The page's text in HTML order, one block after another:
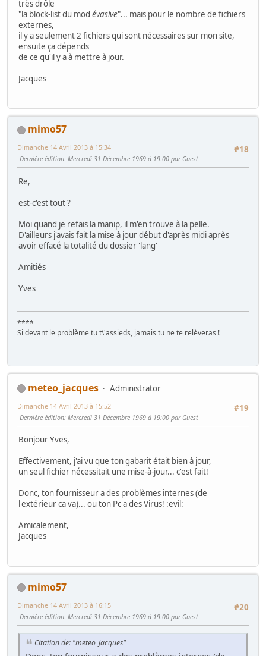
très drôle
"la block-list du mod évasive"... mais pour le nombre de fichiers
externes,
il y a seulement 2 fichiers qui sont nécessaires sur mon site,
ensuite ça dépends
de ce qu'il y a à mettre à jour.
Jacques
mimo57
#18
Dimanche 14 Avril 2013 à 15:34
Dernière édition: Mercredi 31 Décembre 1969 à 19:00 par Guest
Re,
est-c'est tout ?
Moi quand je refais la manip, il m'en trouve à la pelle.
D'ailleurs j'avais fait la mise à jour début d'après midi après
avoir effacé la totalité du dossier 'lang'
Amitiés
Yves
****
Si devant le problème tu t\'assieds, jamais tu ne te relèveras !
meteo_jacques
Administrator
#19
Dimanche 14 Avril 2013 à 15:52
Dernière édition: Mercredi 31 Décembre 1969 à 19:00 par Guest
Bonjour Yves,
Effectivement, j'ai vu que ton gabarit était bien à jour,
un seul fichier nécessitait une mise-à-jour... c'est fait!
Donc, ton fournisseur a des problèmes internes (de
l'extérieur ca va)... ou ton Pc a des Virus! :evil:
Amicalement,
Jacques
mimo57
#20
Dimanche 14 Avril 2013 à 16:15
Dernière édition: Mercredi 31 Décembre 1969 à 19:00 par Guest
Citation de: "meteo_jacques"